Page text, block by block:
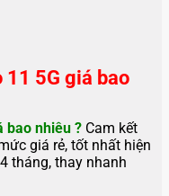
11 5G giá bao
bao nhiêu ? Cam kết
giá rẻ, tốt nhất hiện
tháng, thay nhanh